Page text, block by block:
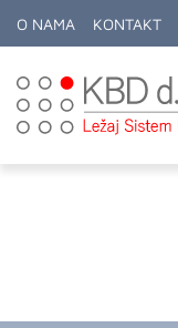
O NAMA KONTAKT